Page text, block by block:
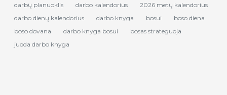
darbų planuoklis
darbo kalendorius
2026 metų kalendorius
darbo dienų kalendorius
darbo knyga bosui
boso diena
boso dovana
darbo knyga bosui
bosas strateguoja
juoda darbo knyga